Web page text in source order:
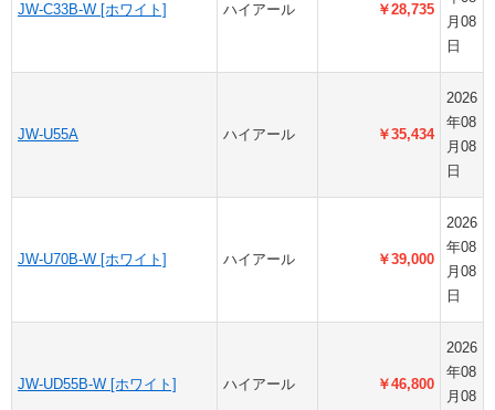
JW-C33B-W [ホワイト] ハイアール ￥28,735
月08
日
JW-U55A ハイアール ￥35,434
2026
年08
月08
日
JW-U70B-W [ホワイト] ハイアール ￥39,000
2026
年08
月08
日
JW-UD55B-W [ホワイト] ハイアール ￥46,800
2026
年08
月08